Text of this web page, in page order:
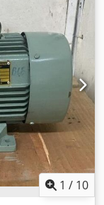
KG Modell / Typ:
Spannung (Volt):
4,6 A
und
und
1 / 10